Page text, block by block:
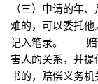
（三）申请的
难的，可以委托
记入笔录。 赔偿
害人的关系，并
书的，赔偿义务